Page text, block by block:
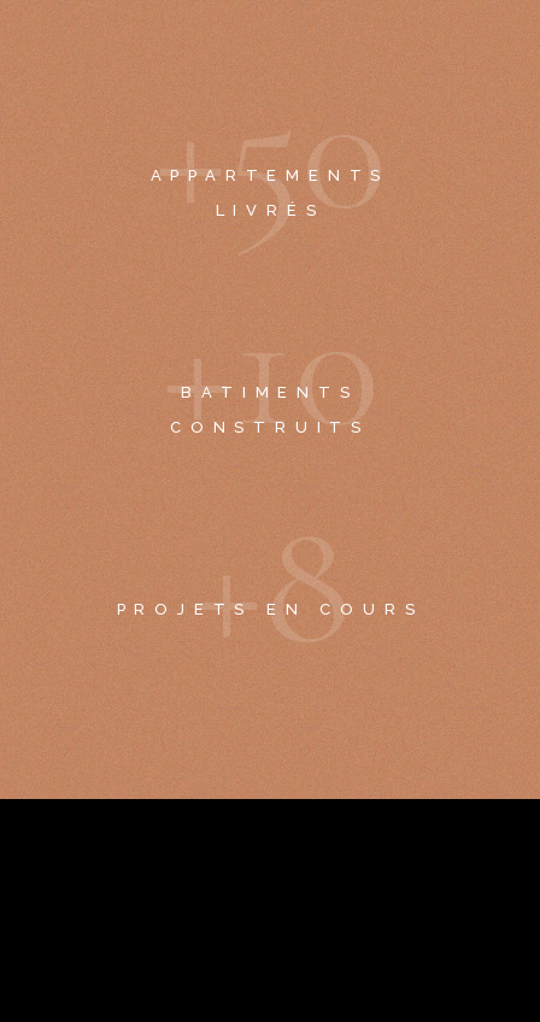
+50
APPARTEMENTS
LIVRÉS
+10
BATIMENTS
CONSTRUITS
+8
PROJETS EN COURS